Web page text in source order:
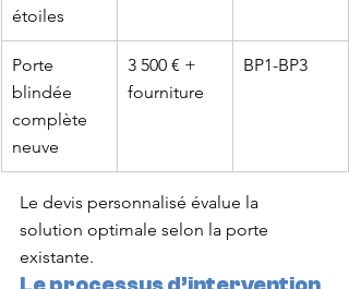
étoiles
Porte
blindée
complète
neuve
3 500 € +
fourniture
BP1-BP3
Le devis personnalisé évalue la
solution optimale selon la porte
existante.